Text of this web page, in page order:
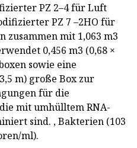
PZ 2–4 für Luft
PZ 7 –2HO für
zusammen mit 1,063 m3
0,456 m3 (0,68 ×
sowie eine
m) große Box zur
für die
mit umhülltem RNA-
sind. , Bakterien (103
ml).